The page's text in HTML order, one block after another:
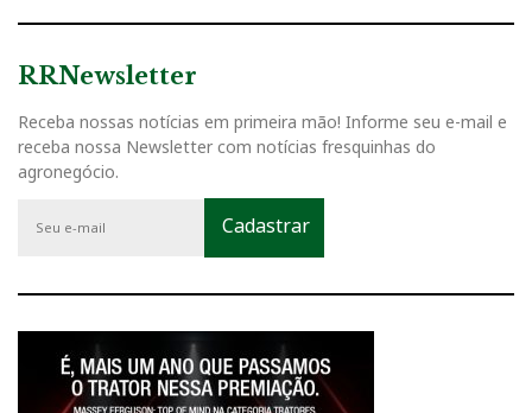
RRNewsletter
Receba nossas notícias em primeira mão! Informe seu e-mail e
receba nossa Newsletter com notícias fresquinhas do
agronegócio.